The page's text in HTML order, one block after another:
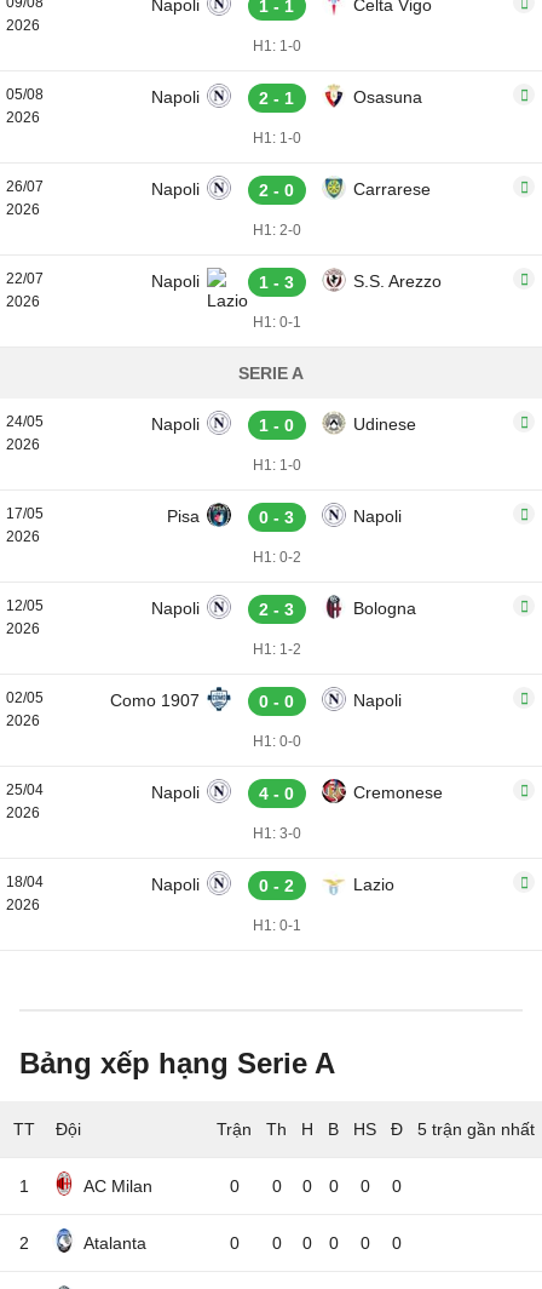
2026
Napoli 1 - 1 Celta Vigo
H1: 1-0
05/08
2026
Napoli 2 - 1 Osasuna
H1: 1-0
26/07
2026
Napoli 2 - 0 Carrarese
H1: 2-0
22/07
2026
Napoli 1 - 3 S.S. Arezzo
H1: 0-1
SERIE A
24/05
2026
Napoli 1 - 0 Udinese
H1: 1-0
17/05
2026
Pisa 0 - 3 Napoli
H1: 0-2
12/05
2026
Napoli 2 - 3 Bologna
H1: 1-2
02/05
2026
Como 1907 0 - 0 Napoli
H1: 0-0
25/04
2026
Napoli 4 - 0 Cremonese
H1: 3-0
18/04
2026
Napoli 0 - 2 Lazio
H1: 0-1
Bảng xếp hạng Serie A
TT Đội 5 trận gần nhất
1 AC Milan 0 0 0 0 0 0
2 Atalanta 0 0 0 0 0 0